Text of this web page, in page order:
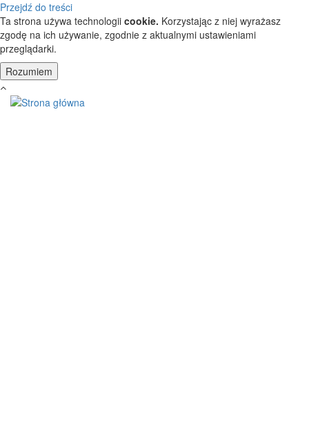
Przejdź do treści
Ta strona używa technologii cookie. Korzystając z niej wyrażasz
zgodę na ich używanie, zgodnie z aktualnymi ustawieniami
przeglądarki.